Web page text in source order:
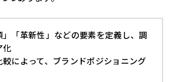
「革新性」などの要素を定義し、調
化
によって、ブランドポジショニング